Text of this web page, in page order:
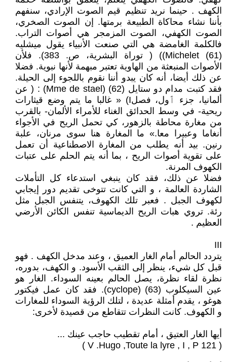
الكهف . حينما نريد تنظيم قيم الصوت الإرادي، سنفهم
بأننا نشاء محاكاة الطبيعة برمتها. إن الصوت الصخري،
الصوت الكهفي، الصوت المزمجر هي أصوات التراب.
فالكلمة الغامضة هي التي صنعت الأنبياء يقول ميشليه
(61) Michelet)) ( توراة البشرية، ص. 383). فلأن
الأصوات المنبعثة من الهاوية تعتبر مبهمة لأنها نبوية. فضلا
عن ذلك أيضا، أنه كان يبدو أننا نقوم باللجوء إلى الحيلة.
فقد كتبت مدام دو ستايل (62) (Mme de stael) : ( عن
ألمانيا، جزء ٲول، فصلI) « غالبا ما يتم وضع قيثارات
ريحية- في وسط الحدائق الغناء للأمراء الألمان- بالقرب
من مغارة محاطة بالزهور، كي تحمل الريح في الأجواء
أنغاما وعبيرا معا.» ما المغارة هنا سوى مرنان، علبة
رنين. بيد أنه يطلب من المغارة الاصطناعية أن تعمل
على تقوية أصوات الريح ، بما أنه يتم الحلم على عتبات
الكهوف المرنة.
فضلا عن ذلك، فقد كان ينبغي استدعاء كل التأملات
الشاردة العالمة ، و التي كانت تتوخى تقديم دور إيجابي
لكهوف الجبل . فعبر تلك الكهوف، يتنفس الجبل مثل
رئة. تروي هبات الريح الديماسية تنفس الكائن الأرضي
العظيم .
III
يتردد الحالم أمام الغار العميق ، وعند مدخل الكهف . فهو
قبل كل شيء، ينظر إلى الثقب الأسود. و الكهف، بدوره،
نظرة لقاء نظرة، يصل الحالم بعينه السوداء. الغار هو
عين السيكلوب (63) (cyclope). فقد كان عمل فيكتور
هوغو ، يقدم أمثلة عديدة ، لتلك الرؤية السوداء للمغارات
و الكهوف. كانت النظرات تتقاطع من قصيدة لأخرى:
أيها الغار العتيق ، أمام تقطيب حاجب عينك ...
( V .Hugo ,Toute la lyre , I , P 121 )